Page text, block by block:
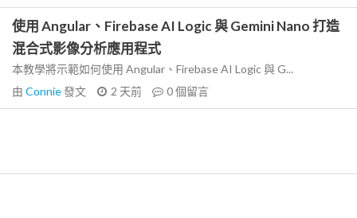
使用 Angular、Firebase AI Logic 與 Gemini Nano 打造
混合式影像分析應用程式
本教學將示範如何使用 Angular、Firebase AI Logic 與 G...
由 Connie發文 2 天前 0個留言